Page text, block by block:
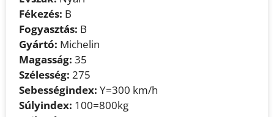
Fékezés: B
Fogyasztás: B
Gyártó: Michelin
Magasság: 35
Szélesség: 275
Sebességindex: Y=300 km/h
Súlyindex: 100=800kg